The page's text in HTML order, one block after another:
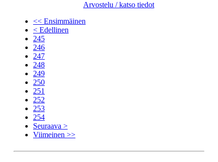
Arvostelu / katso tiedot
<< Ensimmäinen
< Edellinen
245
246
247
248
249
250
251
252
253
254
Seuraava >
Viimeinen >>